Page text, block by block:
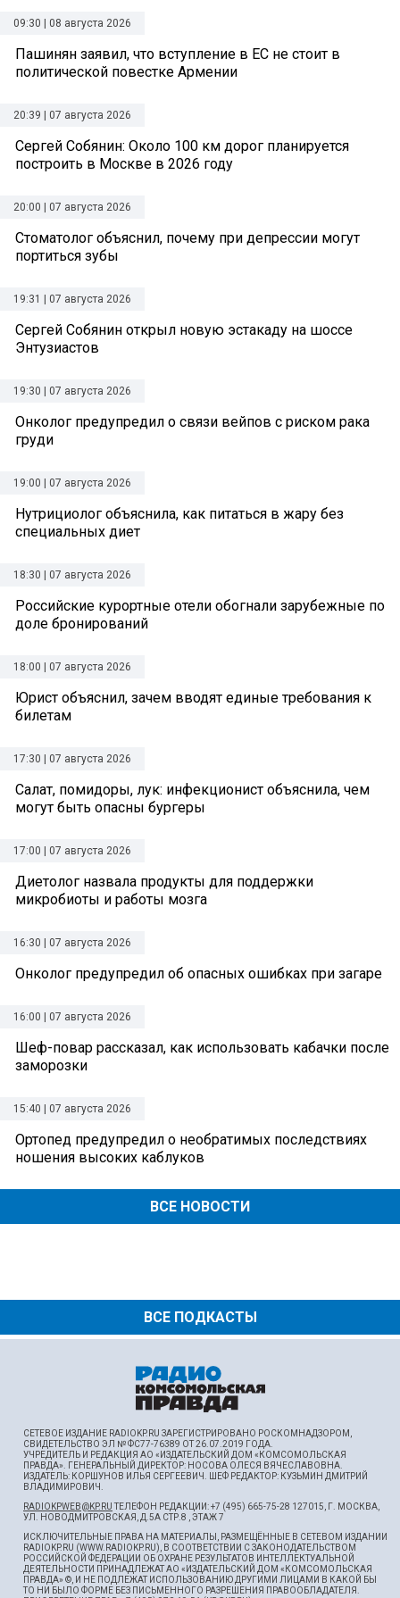
ВСЕ ПОДКАСТЫ
09:30 | 08 августа 2026
Пашинян заявил, что вступление в ЕС не стоит в
политической повестке Армении
20:39 | 07 августа 2026
Сергей Собянин: Около 100 км дорог планируется
построить в Москве в 2026 году
20:00 | 07 августа 2026
Стоматолог объяснил, почему при депрессии могут
портиться зубы
19:31 | 07 августа 2026
Сергей Собянин открыл новую эстакаду на шоссе
Энтузиастов
19:30 | 07 августа 2026
Онколог предупредил о связи вейпов с риском рака
груди
19:00 | 07 августа 2026
Нутрициолог объяснила, как питаться в жару без
специальных диет
18:30 | 07 августа 2026
Российские курортные отели обогнали зарубежные по
доле бронирований
18:00 | 07 августа 2026
Юрист объяснил, зачем вводят единые требования к
билетам
17:30 | 07 августа 2026
Салат, помидоры, лук: инфекционист объяснила, чем
могут быть опасны бургеры
17:00 | 07 августа 2026
Диетолог назвала продукты для поддержки
микробиоты и работы мозга
16:30 | 07 августа 2026
Онколог предупредил об опасных ошибках при загаре
16:00 | 07 августа 2026
Шеф-повар рассказал, как использовать кабачки после
заморозки
15:40 | 07 августа 2026
Ортопед предупредил о необратимых последствиях
ношения высоких каблуков
ВСЕ НОВОСТИ
СЕТЕВОЕ ИЗДАНИЕ RADIOKP.RU ЗАРЕГИСТРИРОВАНО РОСКОМНАДЗОРОМ,
СВИДЕТЕЛЬСТВО ЭЛ № ФС77-76389 ОТ 26.07.2019 ГОДА.
УЧРЕДИТЕЛЬ И РЕДАКЦИЯ АО «ИЗДАТЕЛЬСКИЙ ДОМ «КОМСОМОЛЬСКАЯ
ПРАВДА». ГЕНЕРАЛЬНЫЙ ДИРЕКТОР: НОСОВА ОЛЕСЯ ВЯЧЕСЛАВОВНА.
ИЗДАТЕЛЬ: КОРШУНОВ ИЛЬЯ СЕРГЕЕВИЧ. ШEФ РЕДАКТОР: КУЗЬМИН ДМИТРИЙ
ВЛАДИМИРОВИЧ.
RADIOKPWEB@KP.RUТЕЛЕФОН РЕДАКЦИИ: +7 (495) 665-75-28 127015, Г. МОСКВА,
УЛ. НОВОДМИТРОВСКАЯ, Д.5А СТР.8 , ЭТАЖ 7
ИСКЛЮЧИТЕЛЬНЫЕ ПРАВА НА МАТЕРИАЛЫ, РАЗМЕЩЁННЫЕ В СЕТЕВОМ ИЗДАНИИ
RADIOKP.RU (WWW.RADIOKP.RU), В СООТВЕТСТВИИ С ЗАКОНОДАТЕЛЬСТВОМ
РОССИЙСКОЙ ФЕДЕРАЦИИ ОБ ОХРАНЕ РЕЗУЛЬТАТОВ ИНТЕЛЛЕКТУАЛЬНОЙ
ДЕЯТЕЛЬНОСТИ ПРИНАДЛЕЖАТ АО «ИЗДАТЕЛЬСКИЙ ДОМ «КОМСОМОЛЬСКАЯ
ПРАВДА» ©, И НЕ ПОДЛЕЖАТ ИСПОЛЬЗОВАНИЮ ДРУГИМИ ЛИЦАМИ В КАКОЙ БЫ
ТО НИ БЫЛО ФОРМЕ БЕЗ ПИСЬМЕННОГО РАЗРЕШЕНИЯ ПРАВООБЛАДАТЕЛЯ.